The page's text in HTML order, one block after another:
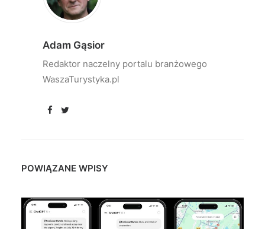
Adam Gąsior
Redaktor naczelny portalu branżowego
WaszaTurystyka.pl
POWIĄZANE WPISY